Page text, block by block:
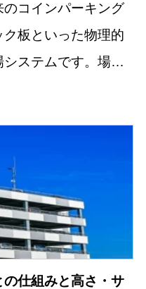
コインパーキング
板といった物理的
ステムです。場内
ナンバープレート
仕組みと高さ・サ